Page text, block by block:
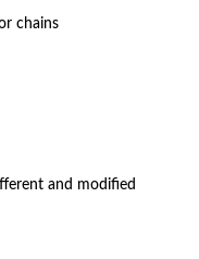
chains
and modified